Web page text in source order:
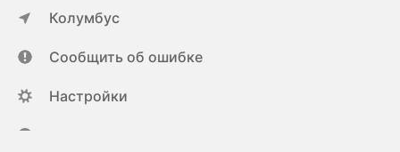
Колумбус
Сообщить об ошибке
Настройки